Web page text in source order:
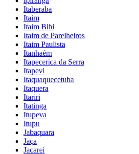
Itaberaba
Itaim
Itaim Bibi
Itaim de Parelheiros
Itaim Paulista
Itanhaém
Itapecerica da Serra
Itapevi
Itaquaquecetuba
Itaquera
Itariri
Itatinga
Itupeva
Itupu
Jabaquara
Jaça
Jacareí